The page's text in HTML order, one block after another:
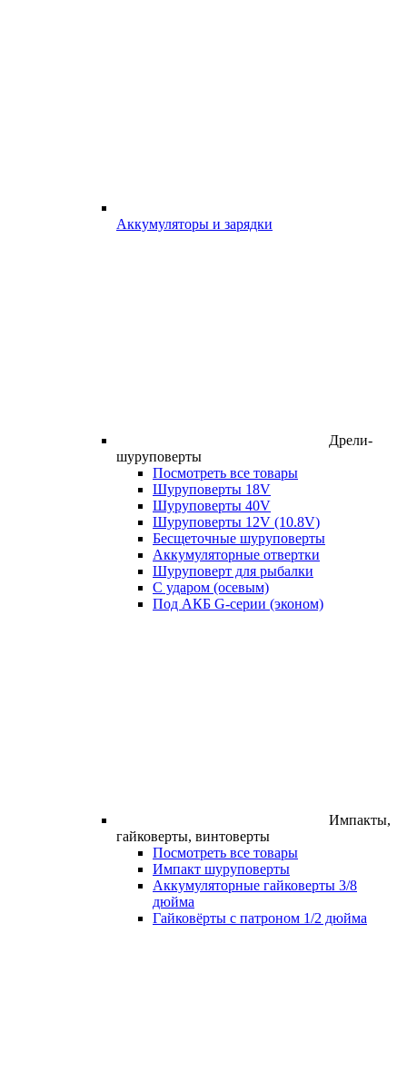
Аккумуляторы и зарядки
Дрели-
шуруповерты
Посмотреть все товары
Шуруповерты 18V
Шуруповерты 40V
Шуруповерты 12V (10.8V)
Бесщеточные шуруповерты
Аккумуляторные отвертки
Шуруповерт для рыбалки
С ударом (осевым)
Под АКБ G-серии (эконом)
Импакты,
гайковерты, винтоверты
Посмотреть все товары
Импакт шуруповерты
Аккумуляторные гайковерты 3/8
дюйма
Гайковёрты с патроном 1/2 дюйма